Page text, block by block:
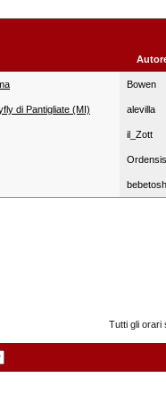
Bowen
di Pantigliate (MI) alevilla
il_Zott
Ordensis
bebetosh
Tutti gli orari